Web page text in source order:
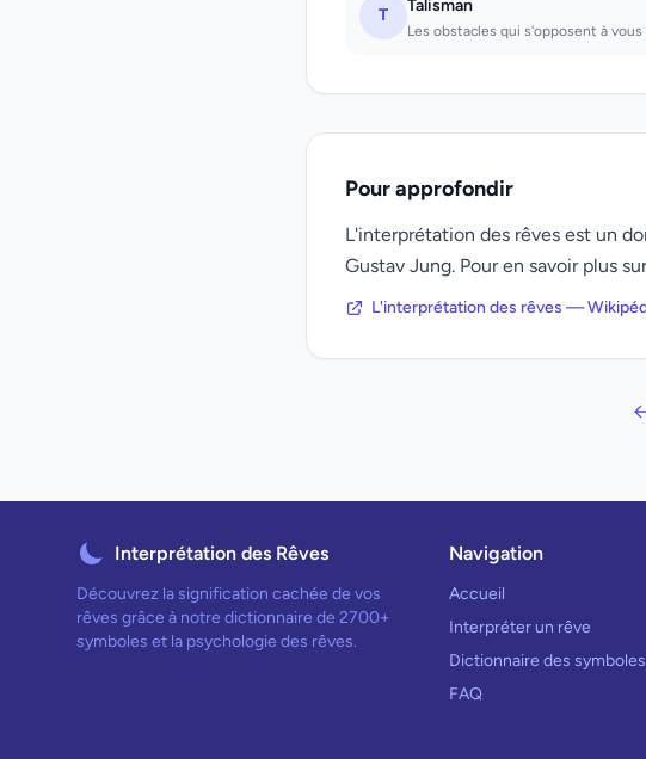
T Talisman
Les obstacles qui s'opposent à
Pour approfondir
L'interprétation des rêves est un
Gustav Jung. Pour en savoir plus
L'interprétation des rêves —
Interprétation des Rêves
Découvrez la signification cachée de vos
rêves grâce à notre dictionnaire de 2700+
symboles et la psychologie des rêves.
Navigation
Accueil
Interpréter un rêve
Dictionnaire des symboles
FAQ